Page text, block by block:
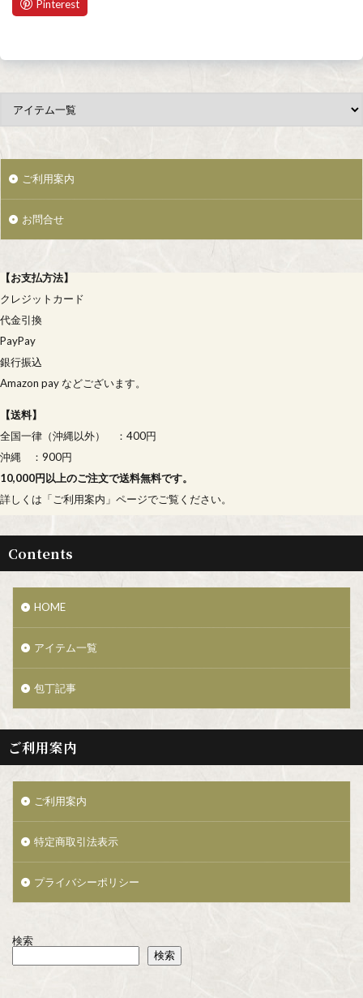
ご利用案内
お問合せ
【お支払方法】
クレジットカード
代金引換
PayPay
銀行振込
Amazon pay などございます。
【送料】
全国一律（沖縄以外） ：400円
沖縄 ：900円
10,000円以上のご注文で送料無料です。
詳しくは「ご利用案内 」ページでご覧ください。
Contents
HOME
アイテム一覧
包丁記事
ご利用案内
ご利用案内
特定商取引法表示
プライバシーポリシー
検索
検索